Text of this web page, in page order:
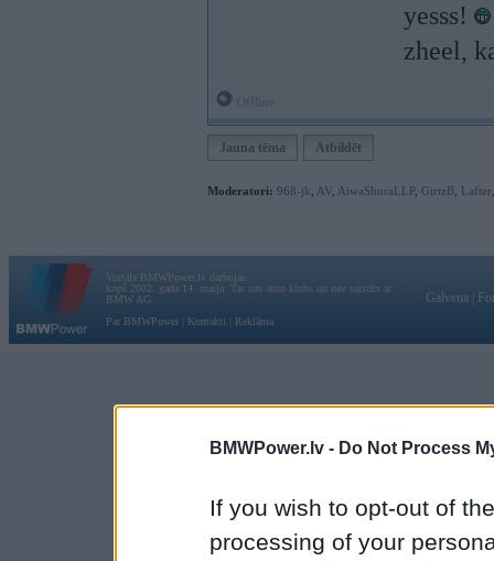
BMWPower.lv - Do Not Process
If you wish to opt-out of
processing of your
yesss!
zheel,
Jauna tēma Atbildēt
Moderatori: 968-jk AV AiwaShuraLLP, GirtzB Lafter
Vortāls BMWPower.lv darbojas
kopš 2002. gada 14. maija. Tas nav auto klubs un nav saistīts ar
BMW AG.
Par BMWPower
Kontakti Reklāma
Galvena